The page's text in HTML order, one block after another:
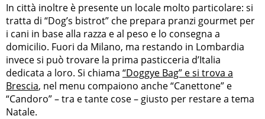
In città inoltre è presente un locale molto particolare: si
tratta di “Dog’s bistrot” che prepara pranzi gourmet per
i cani in base alla razza e al peso e lo consegna a
domicilio. Fuori da Milano, ma restando in Lombardia
invece si può trovare la prima pasticceria d’Italia
dedicata a loro. Si chiama “Doggye Bag” e si trova a
Brescia, nel menu compaiono anche “Canettone” e
“Candoro” – tra e tante cose – giusto per restare a tema
Natale.